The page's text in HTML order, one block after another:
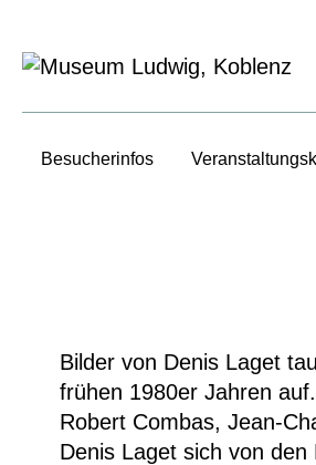
Besucherinfos
Bilder von Denis Laget
frühen 1980er Jahren
Robert Combas, Jean-
Denis Laget sich von